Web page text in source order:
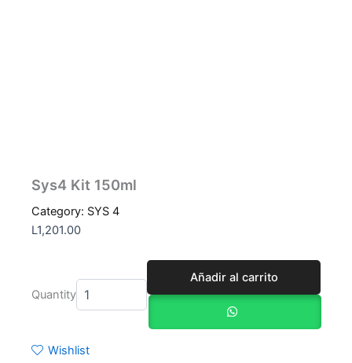
Sys4 Kit 150ml
Category: SYS 4
L1,201.00
Quantity
Kit
150ml
cantidad
Añadir al carrito
Wishlist